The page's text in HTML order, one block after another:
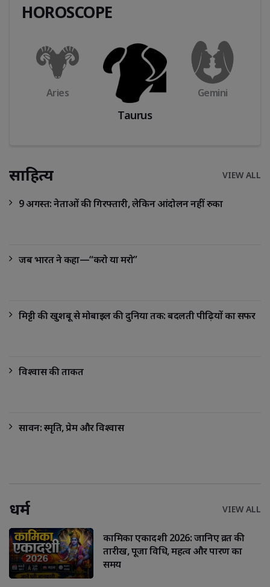
HOROSCOPE
Aries
Taurus
Gemini
साहित्य VIEW ALL
9 अगस्त: नेताओं की गिरफ्तारी, लेकिन आंदोलन नहीं रुका
जब भारत ने कहा—“करो या मरो”
मिट्टी की खुशबू से मोबाइल की दुनिया तक: बदलती पीढ़ियों का सफर
विश्वास की ताकत
सावन: स्मृति, प्रेम और विश्वास
धर्म VIEW ALL
कामिका एकादशी 2026: जानिए व्रत की
तारीख, पूजा विधि, महत्व और पारण का
समय